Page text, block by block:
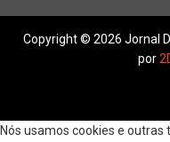
Copyright © 2026 Jornal
por
Nós usamos cookies e